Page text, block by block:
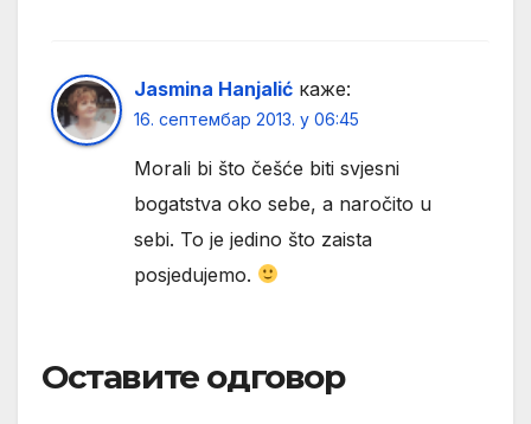
Jasmina Hanjalić каже:
16. септембар 2013. у 06:45
Morali bi što češće biti svjesni
bogatstva oko sebe, a naročito u
sebi. To je jedino što zaista
posjedujemo.
Оставите одговор